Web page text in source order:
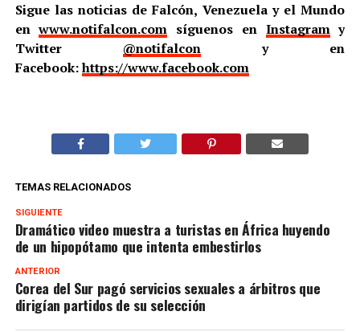
Sigue las noticias de Falcón, Venezuela y el Mundo
enwww.notifalcon.com síguenos en Instagramy
Twitter @notifalcony en
Facebook:https://www.facebook.com
TEMAS RELACIONADOS
SIGUIENTE
Dramático video muestra a turistas en África huyendo
de un hipopótamo que intenta embestirlos
ANTERIOR
Corea del Sur pagó servicios sexuales a árbitros que
dirigían partidos de su selección